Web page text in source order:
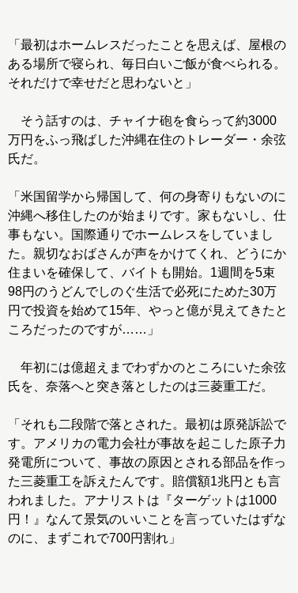
「最初はホームレスだったことを思えば、屋根の
ある場所で寝られ、毎日白いご飯が食べられる。
それだけで幸せだと思わないと」
そう話すのは、チャイナ砲を食らって約3000
万円をふっ飛ばした沖縄在住のトレーダー・余弦
氏だ。
「米国留学から帰国して、何の身寄りもないのに
沖縄へ移住したのが始まりです。家もないし、仕
事もない。国際通りでホームレスをしていまし
た。親切なおばさんが声をかけてくれ、どうにか
住まいを確保して、バイトも開始。1週間を5束
98円のうどんでしのぐ生活で必死にためた30万
円で投資を始めて15年、やっと億が見えてきたと
ころだったのですが……」
年初には億超えまでわずかのところにいた余弦
氏を、奈落へと突き落としたのは三菱重工だ。
「それも二段階で落とされた。最初は原発訴訟で
す。アメリカの電力会社が事故を起こした原子力
発電所について、事故の原因とされる部品を作っ
た三菱重工を訴えたんです。賠償額1兆円とも言
われました。アナリストは『ターゲットは1000
円！』なんて景気のいいことを言っていたはずな
のに、まずこれで700円割れ」